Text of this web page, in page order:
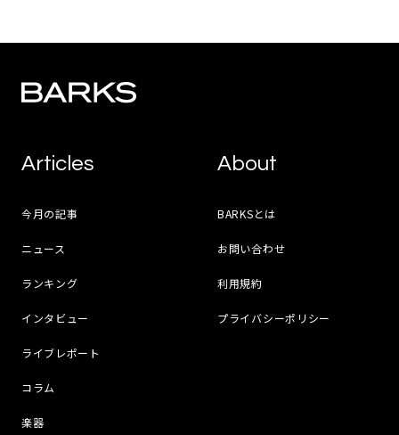
Articles
今月の記事
ニュース
ランキング
インタビュー
ライブレポート
コラム
楽器
About
BARKSとは
お問い合わせ
利用規約
プライバシーポリシー